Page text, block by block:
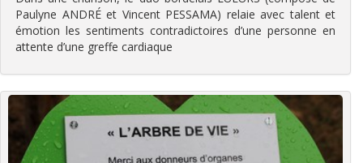
Paulyne ANDRÉ et Vincent PESSAMA) relaie avec talent et
émotion les sentiments contradictoires d’une personne en
attente d’une greffe cardiaque